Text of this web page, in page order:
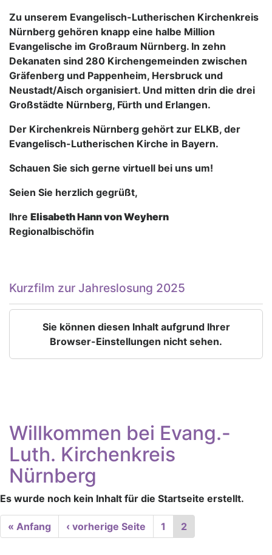
Zu unserem Evangelisch-Lutherischen Kirchenkreis
Nürnberg gehören knapp eine halbe Million
Evangelische im Großraum Nürnberg. In zehn
Dekanaten sind 280 Kirchengemeinden zwischen
Gräfenberg und Pappenheim, Hersbruck und
Neustadt/Aisch organisiert. Und mitten drin die drei
Großstädte Nürnberg, Fürth und Erlangen.
Der Kirchenkreis Nürnberg gehört zur ELKB, der
Evangelisch-Lutherischen Kirche in Bayern.
Schauen Sie sich gerne virtuell bei uns um!
Seien Sie herzlich gegrüßt,
Ihre Elisabeth Hann von Weyhern
Regionalbischöfin
Kurzfilm zur Jahreslosung 2025
Sie können diesen Inhalt aufgrund Ihrer
Browser-Einstellungen nicht sehen.
Willkommen bei Evang.-
Luth. Kirchenkreis
Nürnberg
Es wurde noch kein Inhalt für die Startseite erstellt.
Seitennummerierung
First
page
« Anfang
Vorherige
Seite
‹ vorherige Seite Seite
1
Aktuelle
Seite
2